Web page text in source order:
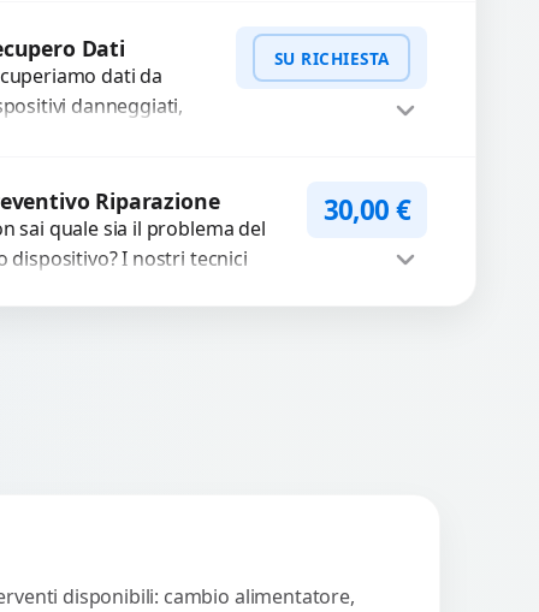
di polvere o pasta
usurata?...
WhatsApp
Dati
dati da
danneggiati,
avanzati per
file importanti
di...
SU RICHIESTA
PreventivoRiparazione
sai quale sia il problema del
dispositivo? I nostri tecnici
30,00€
disponibili: cambio alimentatore,